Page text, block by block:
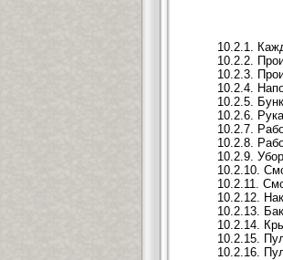
10.2.1.
10.2.2.
10.2.3.
10.2.4.
10.2.5.
10.2.6.
10.2.7.
10.2.8.
10.2.9.
10.2.10.
10.2.11.
10.2.12.
10.2.13.
10.2.14.
10.2.15.
10.2.16.